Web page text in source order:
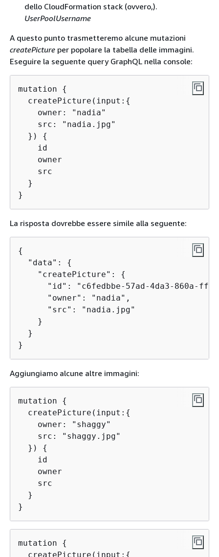
dello CloudFormation stack (ovvero,).
UserPoolUsername
A questo punto trasmetteremo alcune mutazioni
createPicture per popolare la tabella delle immagini.
Eseguire la seguente query GraphQL nella console:
mutation {
  createPicture(input:
{
    owner: "nadia"
    src: "nadia.jpg"
  })
{
    id
    owner
    src
  }
}
La risposta dovrebbe essere simile alla seguente:
{
  "data":
{
    "createPicture":
{
"id": "c6fedbbe-57ad-4da3-860a-
      "owner": "nadia",
      "src": "nadia.jpg"
    }
  }
}
Aggiungiamo alcune altre immagini:
mutation {
  createPicture(input:
{
    owner: "shaggy"
    src: "shaggy.jpg"
  })
{
    id
    owner
    src
  }
}
mutation {
  createPicture(input:
{